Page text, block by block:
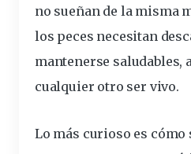
no sueñan de la misma
los peces necesitan
mantenerse saludables,
cualquier otro ser vivo.
Lo más curioso es cómo